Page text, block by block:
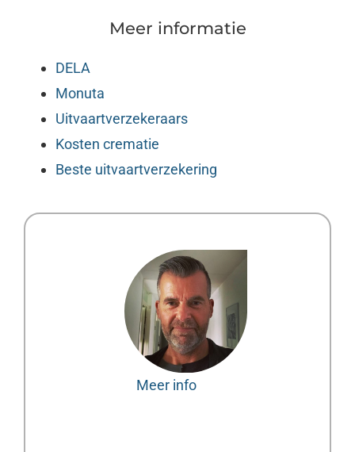
Meer informatie
DELA
Monuta
Uitvaartverzekeraars
Kosten crematie
Beste uitvaartverzekering
Meer info